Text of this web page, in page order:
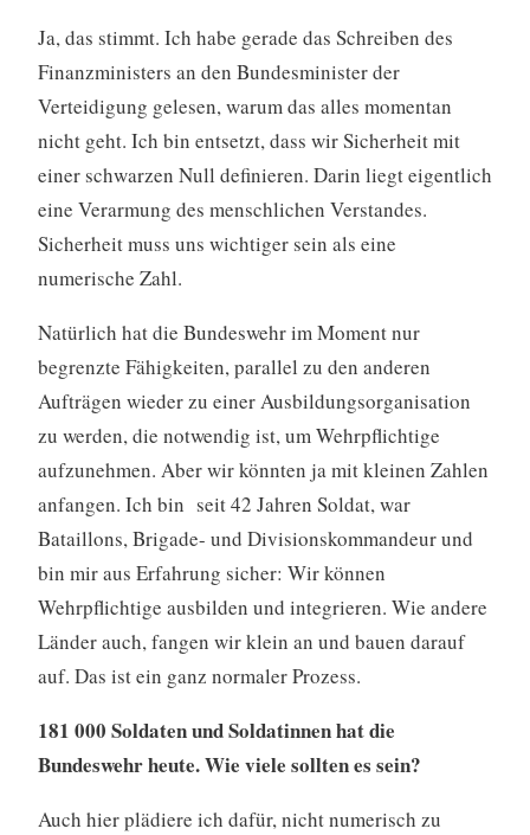
Ja, das stimmt. Ich habe gerade das Schreiben des
Finanzministers an den Bundesminister der
Verteidigung gelesen, warum das alles momentan
nicht geht. Ich bin entsetzt, dass wir Sicherheit mit
einer schwarzen Null definieren. Darin liegt eigentlich
eine Verarmung des menschlichen Verstandes.
Sicherheit muss uns wichtiger sein als eine
numerische Zahl.
Natürlich hat die Bundeswehr im Moment nur
begrenzte Fähigkeiten, parallel zu den anderen
Aufträgen wieder zu einer Ausbildungsorganisation
zu werden, die notwendig ist, um Wehrpflichtige
aufzunehmen. Aber wir könnten ja mit kleinen Zahlen
anfangen. Ich bin seit 42 Jahren Soldat, war
Bataillons, Brigade- und Divisionskommandeur und
bin mir aus Erfahrung sicher: Wir können
Wehrpflichtige ausbilden und integrieren. Wie andere
Länder auch, fangen wir klein an und bauen darauf
auf. Das ist ein ganz normaler Prozess.
181 000 Soldaten und Soldatinnen hat die
Bundeswehr heute. Wie viele sollten es sein?
Auch hier plädiere ich dafür, nicht numerisch zu